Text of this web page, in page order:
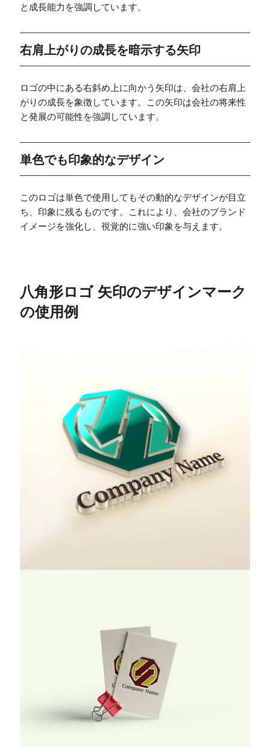
と成長能力を強調しています。
右肩上がりの成長を暗示する矢印
ロゴの中にある右斜め上に向かう矢印は、会社の右肩上
がりの成長を象徴しています。この矢印は会社の将来性
と発展の可能性を強調しています。
単色でも印象的なデザイン
このロゴは単色で使用してもその動的なデザインが目立
ち、印象に残るものです。これにより、会社のブランド
イメージを強化し、視覚的に強い印象を与えます。
八角形ロゴ 矢印のデザインマーク
の使用例